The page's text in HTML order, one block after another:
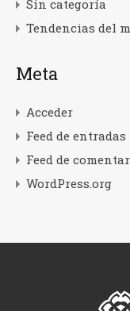
Sin categoría
Tendencias del
Meta
Acceder
Feed de entradas
Feed de
WordPress.org